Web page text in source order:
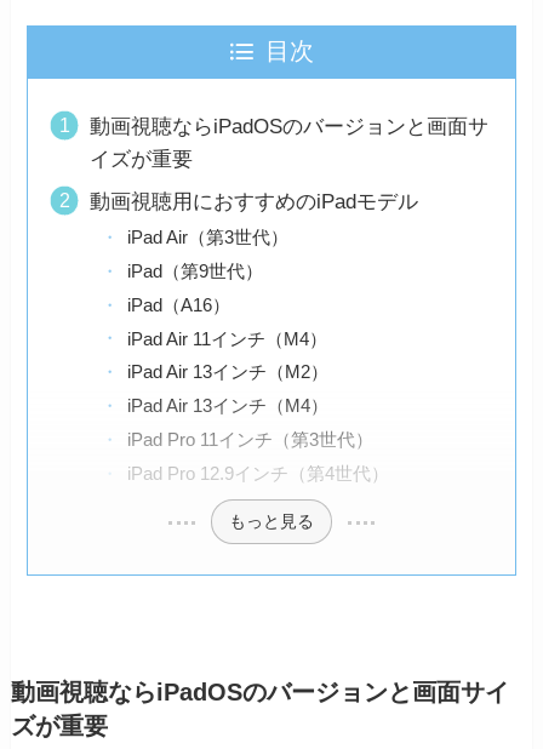
目次
動画視聴ならiPadOSのバージョンと画面サ
イズが重要
動画視聴用におすすめのiPadモデル
iPad Air（第3世代）
iPad（第9世代）
iPad（A16）
iPad Air 11インチ（M4）
iPad Air 13インチ（M2）
iPad Air 13インチ（M4）
iPad Pro 11インチ（第3世代）
iPad Pro 12.9インチ（第4世代）
もっと見る
動画視聴ならiPadOSのバージョンと画面サイ
ズが重要